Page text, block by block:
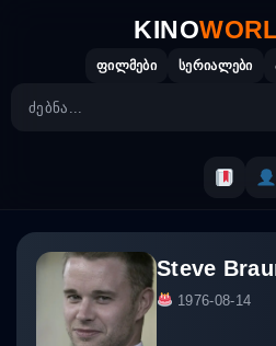
KINO
ფილმები სერიალები
Steve
1976-08-14